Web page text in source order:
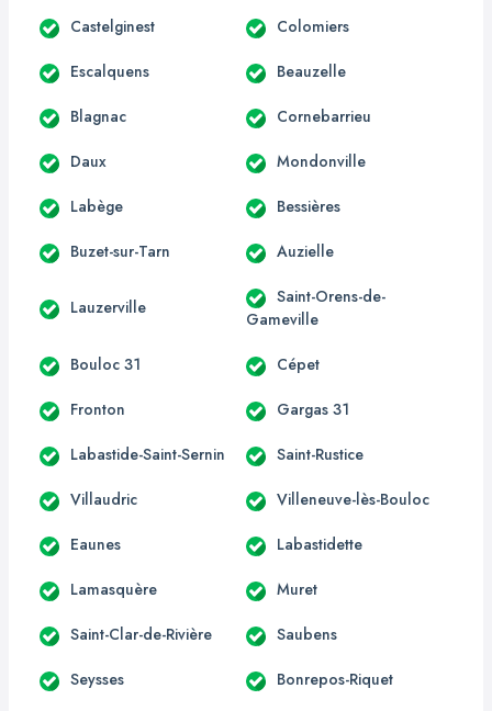
Castelginest Colomiers
Escalquens Beauzelle
Blagnac Cornebarrieu
Daux Mondonville
Labège Bessières
Buzet-sur-Tarn Auzielle
Lauzerville
Saint-Orens-de-
Gameville
Bouloc 31 Cépet
Fronton Gargas 31
Labastide-Saint-Sernin Saint-Rustice
Villaudric Villeneuve-lès-Bouloc
Eaunes Labastidette
Lamasquère Muret
Saint-Clar-de-Rivière Saubens
Seysses Bonrepos-Riquet